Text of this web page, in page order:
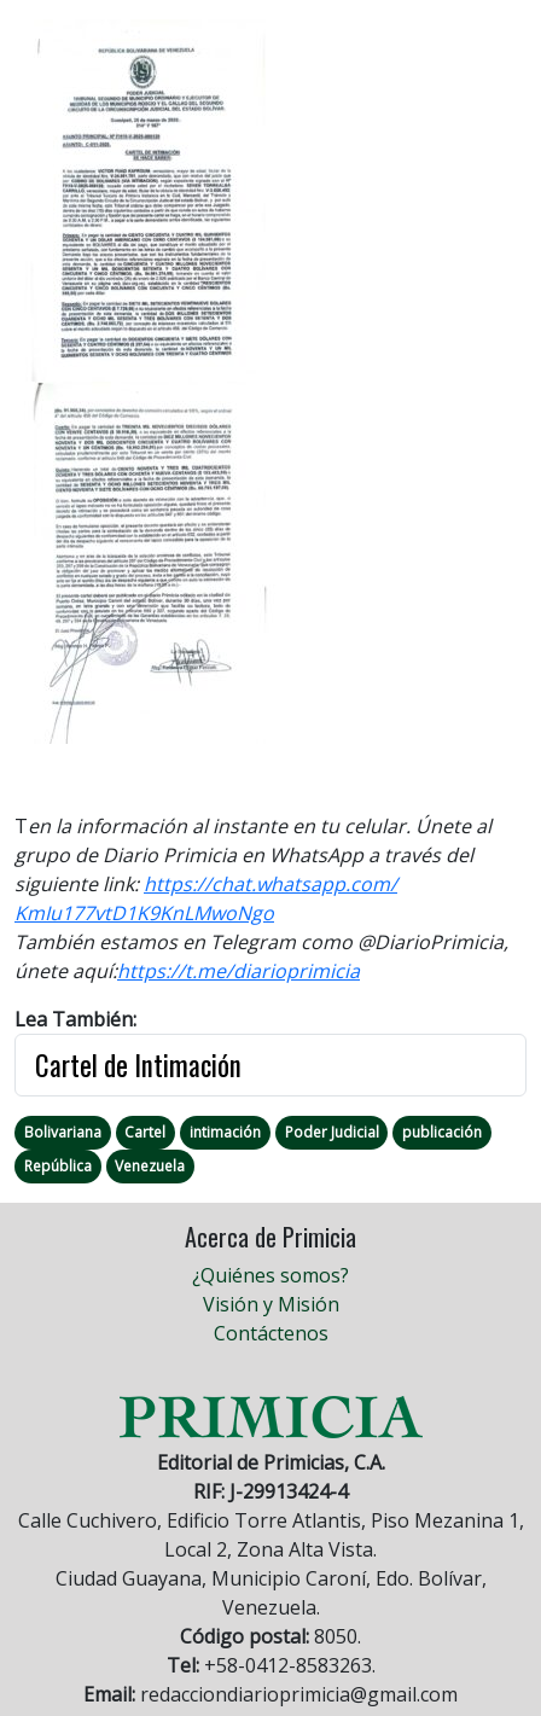
Ten la información al instante en tu celular. Únete al
grupo de Diario Primicia en WhatsApp a través del
siguiente link:https://chat.whatsapp.com/
KmIu177vtD1K9KnLMwoNgo
También estamos en Telegram como @DiarioPrimicia,
únete aquí:https://t.me/diarioprimicia
Lea También:
Cartel de Intimación
Bolivariana Cartel intimación Poder Judicial
publicación
República
Venezuela
Acerca de Primicia
¿Quiénes somos?
Visión y Misión
Contáctenos
Editorial de Primicias, C.A.
RIF: J-29913424-4
Calle Cuchivero, Edificio Torre Atlantis, Piso Mezanina 1,
Local 2, Zona Alta Vista.
Ciudad Guayana, Municipio Caroní, Edo. Bolívar,
Venezuela.
Código postal:8050.
Tel:+58-0412-8583263.
Email: redacciondiarioprimicia@gmail.com